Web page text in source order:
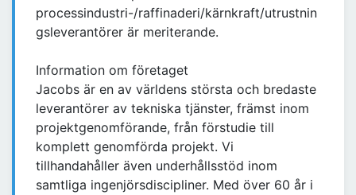
processindustri-/raffinaderi/kärnkraft/utrustnin
gsleverantörer är meriterande.
Information om företaget
Jacobs är en av världens största och bredaste
leverantörer av tekniska tjänster, främst inom
projektgenomförande, från förstudie till
komplett genomförda projekt. Vi
tillhandahåller även underhållsstöd inom
samtliga ingenjörsdiscipliner. Med över 60 år i